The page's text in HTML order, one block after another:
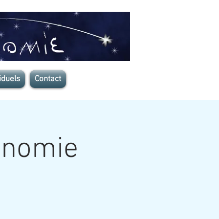
Contact